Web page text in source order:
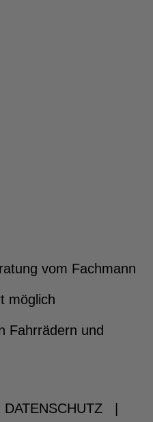
vom Fachmann
möglich
Fahrrädern und
DATENSCHUTZ